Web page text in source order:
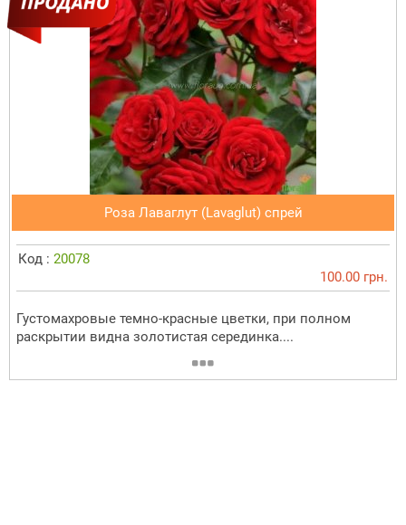
Роза Лаваглут (Lavaglut) спрей
Код : 20078
100.00 грн.
Густомахровые темно-красные цветки, при полном
раскрытии видна золотистая серединка....